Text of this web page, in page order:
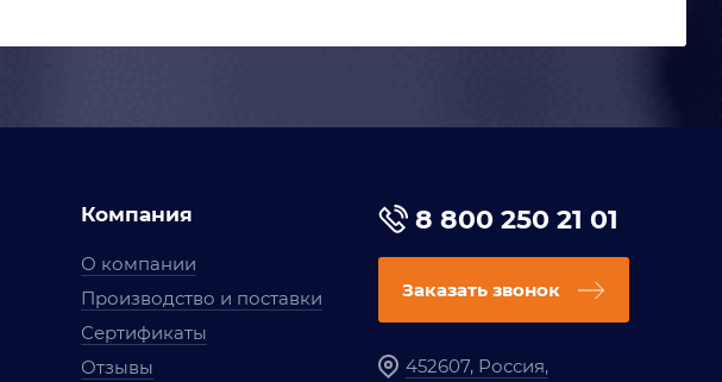
Компания
О компании
Производство и поставки
Сертификаты
Отзывы
8 800 250 21 01
Заказать звонок
452607, Россия,